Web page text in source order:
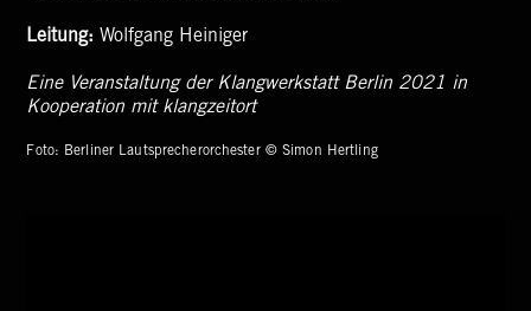
Leitung: Wolfgang Heiniger
Eine Veranstaltung der Klangwerkstatt Berlin 2021 in
Kooperation mit klangzeitort
Foto: Berliner Lautsprecherorchester © Simon Hertling